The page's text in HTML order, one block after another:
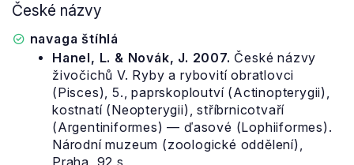
České názvy
navaga štíhlá
Hanel, L. & Novák, J. 2007. České názvy
živočichů V. Ryby a rybovití obratlovci
(Pisces), 5., paprskoploutví (Actinopterygii),
kostnatí (Neopterygii), stříbrnicotvaří
(Argentiniformes) — ďasové (Lophiiformes).
Národní muzeum (zoologické oddělení),
Praha, 92 s.